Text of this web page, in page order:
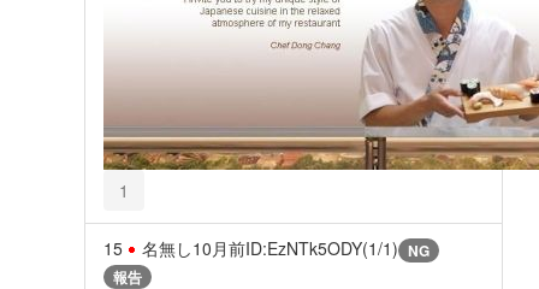
1
15 名無し10月前ID:EzNTk5ODY(1/1) NG
報告